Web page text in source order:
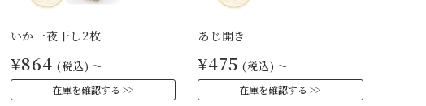
いか一夜干し2枚
¥864 (税込) ～
在庫を確認する
あじ開き
¥475 (税込) ～
在庫を確認する